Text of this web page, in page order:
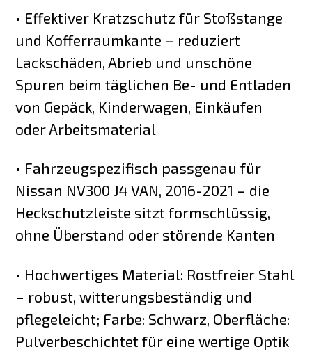
• Effektiver Kratzschutz für Stoßstange
und Kofferraumkante – reduziert
Lackschäden, Abrieb und unschöne
Spuren beim täglichen Be- und Entladen
von Gepäck, Kinderwagen, Einkäufen
oder Arbeitsmaterial
• Fahrzeugspezifisch passgenau für
Nissan NV300 J4 VAN, 2016-2021 – die
Heckschutzleiste sitzt formschlüssig,
ohne Überstand oder störende Kanten
• Hochwertiges Material: Rostfreier Stahl
– robust, witterungsbeständig und
pflegeleicht; Farbe: Schwarz, Oberfläche:
Pulverbeschichtet für eine wertige Optik